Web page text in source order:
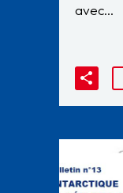
avec…